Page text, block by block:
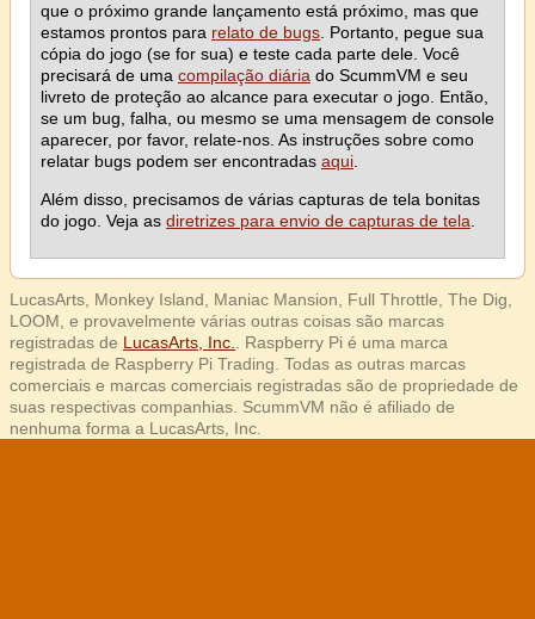
que o próximo grande lançamento está próximo, mas que
estamos prontos para relato de bugs . Portanto, pegue sua
cópia do jogo (se for sua) e teste cada parte dele. Você
precisará de uma compilação diária do ScummVM e seu
livreto de proteção ao alcance para executar o jogo. Então,
se um bug, falha, ou mesmo se uma mensagem de console
aparecer, por favor, relate-nos. As instruções sobre como
relatar bugs podem ser encontradas aqui
Além disso, precisamos de várias capturas de tela bonitas
do jogo. Veja as diretrizes para envio de capturas de tela
LucasArts, Monkey Island, Maniac Mansion, Full Throttle, The Dig,
LOOM, e provavelmente várias outras coisas são marcas
registradas de LucasArts, Inc.
. Raspberry Pi é uma marca
registrada de Raspberry Pi Trading. Todas as outras marcas
comerciais e marcas comerciais registradas são de propriedade de
suas respectivas companhias. ScummVM não é afiliado de
nenhuma forma a LucasArts, Inc.